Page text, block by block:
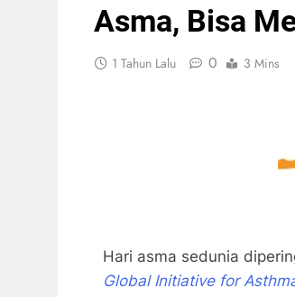
Asma, Bisa
1 Tahun Lalu 0 3 Mins
Hari asma sedunia
Global Initiative for